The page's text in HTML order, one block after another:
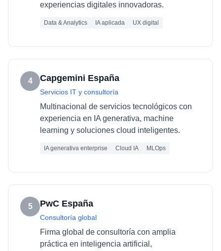
experiencias digitales innovadoras.
Data & Analytics IA aplicada UX digital
4 Capgemini España
Servicios IT y consultoría
Multinacional de servicios tecnológicos con
experiencia en IA generativa, machine
learning y soluciones cloud inteligentes.
IA generativa enterprise Cloud IA MLOps
5 PwC España
Consultoría global
Firma global de consultoría con amplia
práctica en inteligencia artificial,